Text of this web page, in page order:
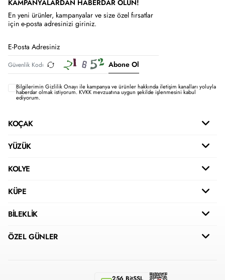
KAMPANYALARDAN HABERDAR OLUN!
En yeni ürünler, kampanyalar ve size özel fırsatlar
için e-posta adresinizi giriniz.
Abone Ol
Bilgilerimin Gizlilik Onayı ile kampanya ve ürünler hakkında iletişim kanalları yoluyla
haberdar olmak istiyorum.KVKK mevzuatına uygun şekilde işlenmesini kabul
ediyorum.
KOÇAK
YÜZÜK
KOLYE
KÜPE
BİLEKLİK
ÖZEL GÜNLER